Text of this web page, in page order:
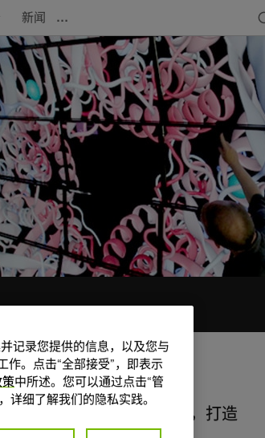
新闻 …
台显示器上实现流畅同步，打造
记录您提供的信息，以及您与
作。点击“全部接受”，即表示
中所述。您可以通过点击“管
，详细了解我们的隐私实践。